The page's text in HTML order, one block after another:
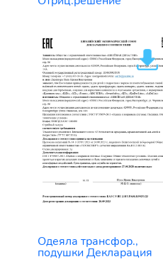
Одеяла трансфор.,
подушки Декларация